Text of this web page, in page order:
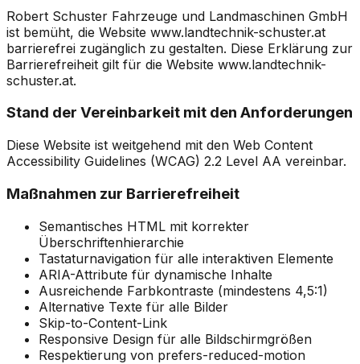
Robert Schuster Fahrzeuge und Landmaschinen GmbH
ist bemüht, die Website www.landtechnik-schuster.at
barrierefrei zugänglich zu gestalten. Diese Erklärung zur
Barrierefreiheit gilt für die Website www.landtechnik-
schuster.at.
Stand der Vereinbarkeit mit den Anforderungen
Diese Website ist weitgehend mit den Web Content
Accessibility Guidelines (WCAG) 2.2 Level AA vereinbar.
Maßnahmen zur Barrierefreiheit
Semantisches HTML mit korrekter
Überschriftenhierarchie
Tastaturnavigation für alle interaktiven Elemente
ARIA-Attribute für dynamische Inhalte
Ausreichende Farbkontraste (mindestens 4,5:1)
Alternative Texte für alle Bilder
Skip-to-Content-Link
Responsive Design für alle Bildschirmgrößen
Respektierung von prefers-reduced-motion